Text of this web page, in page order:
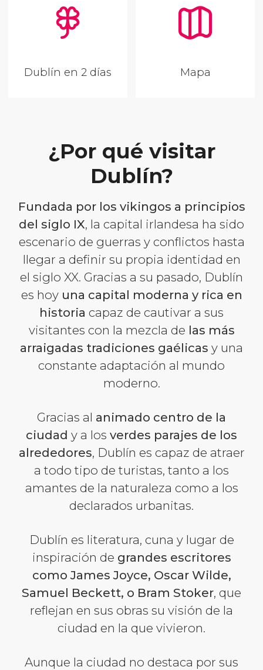
Dublín en 2 días Mapa
¿Por qué visitar
Dublín?
Fundada por los vikingos a principios
del siglo IX, la capital irlandesa ha sido
escenario de guerras y conflictos hasta
llegar a definir su propia identidad en
el siglo XX. Gracias a su pasado, Dublín
es hoy una capital moderna y rica en
historia capaz de cautivar a sus
visitantes con la mezcla de las más
arraigadas tradiciones gaélicas y una
constante adaptación al mundo
moderno.
Gracias al animado centro de la
ciudad y a los verdes parajes de los
alrededores, Dublín es capaz de atraer
a todo tipo de turistas, tanto a los
amantes de la naturaleza como a los
declarados urbanitas.
Dublín es literatura, cuna y lugar de
inspiración de grandes escritores
como James Joyce, Oscar Wilde,
Samuel Beckett, o Bram Stoker, que
reflejan en sus obras su visión de la
ciudad en la que vivieron.
Aunque la ciudad no destaca por sus